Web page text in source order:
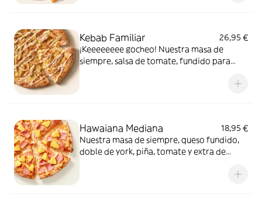
Kebab Familiar
26,95 €
¡Keeeeeeee gocheo! Nuestra masa de
siempre, salsa de tomate, fundido para
Hawaiana Mediana
18,95 €
Nuestra masa de siempre, queso fundido,
doble de york, piña, tomate y extra de